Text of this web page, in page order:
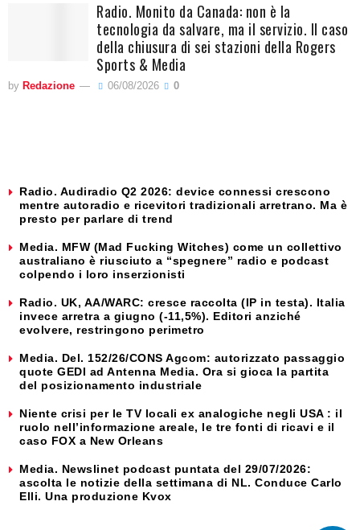
Radio. Monito da Canada: non è la
tecnologia da salvare, ma il servizio. Il caso
della chiusura di sei stazioni della Rogers
Sports & Media
by Redazione 06/08/2026 0
Radio. Audiradio Q2 2026: device connessi crescono
mentre autoradio e ricevitori tradizionali arretrano. Ma è
presto per parlare di trend
Media. MFW (Mad Fucking Witches) come un collettivo
australiano è riusciuto a “spegnere” radio e podcast
colpendo i loro inserzionisti
Radio. UK, AA/WARC: cresce raccolta (IP in testa). Italia
invece arretra a giugno (-11,5%). Editori anziché
evolvere, restringono perimetro
Media. Del. 152/26/CONS Agcom: autorizzato passaggio
quote GEDI ad Antenna Media. Ora si gioca la partita
del posizionamento industriale
Niente crisi per le TV locali ex analogiche negli USA : il
ruolo nell’informazione areale, le tre fonti di ricavi e il
caso FOX a New Orleans
Media. Newslinet podcast puntata del 29/07/2026:
ascolta le notizie della settimana di NL. Conduce Carlo
Elli. Una produzione Kvox